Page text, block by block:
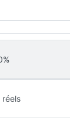
réels